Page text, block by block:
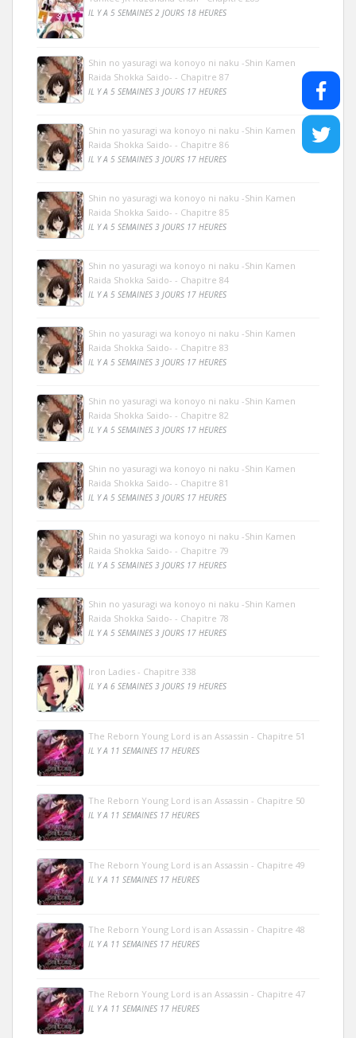
IL Y A 5 SEMAINES 2 JOURS 18 HEURES
Shin no yasuragi wa konoyo ni naku -Shin Kamen
Raida Shokka Saido- - Chapitre 87
IL Y A 5 SEMAINES 3 JOURS 17 HEURES
Shin no yasuragi wa konoyo ni naku -Shin Kamen
Raida Shokka Saido- - Chapitre 86
IL Y A 5 SEMAINES 3 JOURS 17 HEURES
Shin no yasuragi wa konoyo ni naku -Shin Kamen
Raida Shokka Saido- - Chapitre 85
IL Y A 5 SEMAINES 3 JOURS 17 HEURES
Shin no yasuragi wa konoyo ni naku -Shin Kamen
Raida Shokka Saido- - Chapitre 84
IL Y A 5 SEMAINES 3 JOURS 17 HEURES
Shin no yasuragi wa konoyo ni naku -Shin Kamen
Raida Shokka Saido- - Chapitre 83
IL Y A 5 SEMAINES 3 JOURS 17 HEURES
Shin no yasuragi wa konoyo ni naku -Shin Kamen
Raida Shokka Saido- - Chapitre 82
IL Y A 5 SEMAINES 3 JOURS 17 HEURES
Shin no yasuragi wa konoyo ni naku -Shin Kamen
Raida Shokka Saido- - Chapitre 81
IL Y A 5 SEMAINES 3 JOURS 17 HEURES
Shin no yasuragi wa konoyo ni naku -Shin Kamen
Raida Shokka Saido- - Chapitre 79
IL Y A 5 SEMAINES 3 JOURS 17 HEURES
Shin no yasuragi wa konoyo ni naku -Shin Kamen
Raida Shokka Saido- - Chapitre 78
IL Y A 5 SEMAINES 3 JOURS 17 HEURES
Iron Ladies - Chapitre 338
IL Y A 6 SEMAINES 3 JOURS 19 HEURES
The Reborn Young Lord is an Assassin - Chapitre 51
IL Y A 11 SEMAINES 17 HEURES
The Reborn Young Lord is an Assassin - Chapitre 50
IL Y A 11 SEMAINES 17 HEURES
The Reborn Young Lord is an Assassin - Chapitre 49
IL Y A 11 SEMAINES 17 HEURES
The Reborn Young Lord is an Assassin - Chapitre 48
IL Y A 11 SEMAINES 17 HEURES
The Reborn Young Lord is an Assassin - Chapitre 47
IL Y A 11 SEMAINES 17 HEURES